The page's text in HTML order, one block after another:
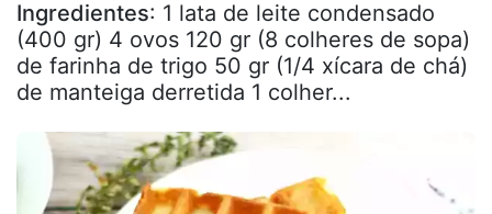
Ingredientes: 1 lata de leite condensado
(400 gr) 4 ovos 120 gr (8 colheres de sopa)
de farinha de trigo 50 gr (1/4 xícara de chá)
de manteiga derretida 1 colher...